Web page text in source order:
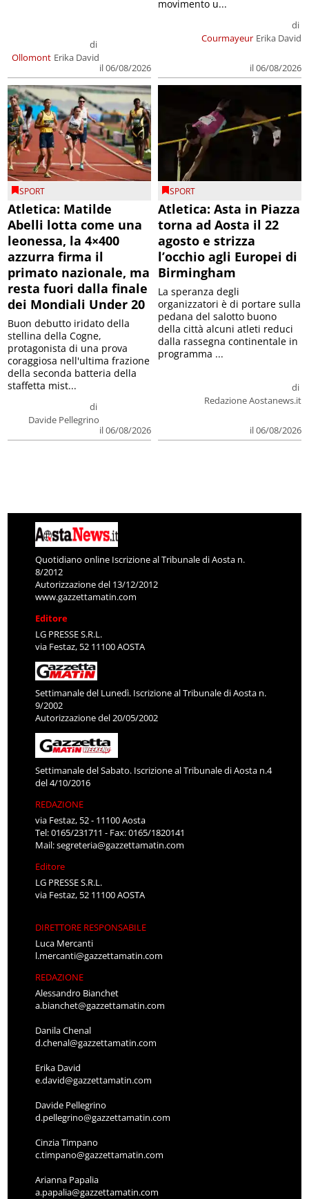
Ollomont
di
Erika David
il 06/08/2026
Courmayeur
di
Erika David
il 06/08/2026
movimento u...
SPORT
Atletica: Matilde
Abelli lotta come una
leonessa, la 4×400
azzurra firma il
primato nazionale, ma
resta fuori dalla finale
dei Mondiali Under 20
di
Davide Pellegrino
il 06/08/2026
Buon debutto iridato della
stellina della Cogne,
protagonista di una prova
coraggiosa nell'ultima frazione
della seconda batteria della
staffetta mist...
SPORT
Atletica: Asta in Piazza
torna ad Aosta il 22
agosto e strizza
l’occhio agli Europei di
Birmingham
di
Redazione Aostanews.it
il 06/08/2026
La speranza degli
organizzatori è di portare sulla
pedana del salotto buono
della città alcuni atleti reduci
dalla rassegna continentale in
programma ...
Quotidiano online Iscrizione al Tribunale di Aosta n.
8/2012
Autorizzazione del 13/12/2012
www.gazzettamatin.com
Editore
LG PRESSE S.R.L.
via Festaz, 52 11100 AOSTA
Settimanale del Lunedì. Iscrizione al Tribunale di Aosta n.
9/2002
Autorizzazione del 20/05/2002
Settimanale del Sabato. Iscrizione al Tribunale di Aosta n.4
del 4/10/2016
REDAZIONE
via Festaz, 52 - 11100 Aosta
Tel: 0165/231711 - Fax: 0165/1820141
Mail:segreteria@gazzettamatin.com
Editore
LG PRESSE S.R.L.
via Festaz, 52 11100 AOSTA
DIRETTORE RESPONSABILE
Luca Mercanti
l.mercanti@gazzettamatin.com
REDAZIONE
Alessandro Bianchet
a.bianchet@gazzettamatin.com
Danila Chenal
d.chenal@gazzettamatin.com
Erika David
e.david@gazzettamatin.com
Davide Pellegrino
d.pellegrino@gazzettamatin.com
Cinzia Timpano
c.timpano@gazzettamatin.com
Arianna Papalia
a.papalia@gazzettamatin.com